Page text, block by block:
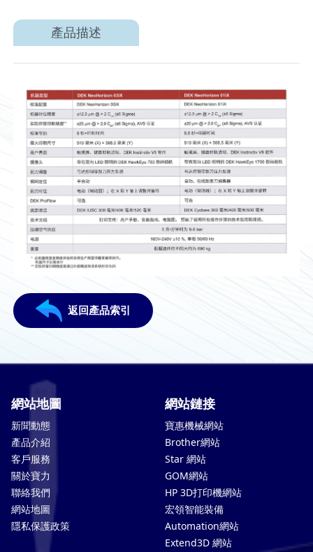
產品描述
返回產品索引
網站地圖
新聞動態
產品介紹
客戶服務
關於寶力
聯絡我們
網站地圖
隱私保護政策
網站鏈接
寶惠機械網站
Brother網站
Star 網站
GOM網站
HP 3D打印機網站
宏領智能裝備
Automation網站
Extend3D 網站